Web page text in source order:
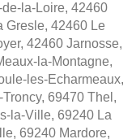
la-Loire, 42460
Gresle, 42460 Le
42460 Jarnosse,
la-Montagne,
les-Echarmeaux,
69470 Thel,
la-Ville, 69240 La
69240 Mardore,